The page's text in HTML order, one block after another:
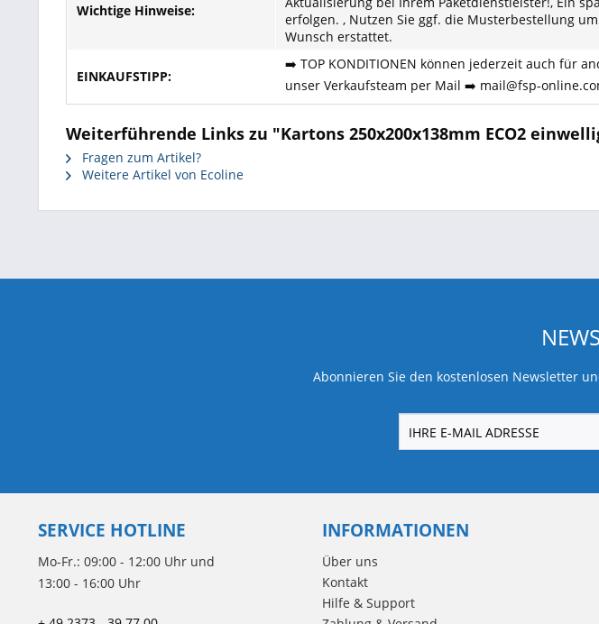
Wichtige Hinweise:
erfolgen. , Nutzen Sie ggf. die Musterbestellung
Wunsch erstattet.
EINKAUFSTIPP:
➡️ TOP KONDITIONEN können jederzeit auch für
unser Verkaufsteam per Mail ➡️ mail@fsp-
Weiterführende Links zu "Kartons 250x200x138mm ECO2
Fragen zum Artikel?
Weitere Artikel von Ecoline
Abonnieren Sie den kostenlosen Newsletter
SERVICE HOTLINE
Mo-Fr.: 09:00 - 12:00 Uhr und
13:00 - 16:00 Uhr
INFORMATIONEN
Über uns
Kontakt
Hilfe & Support